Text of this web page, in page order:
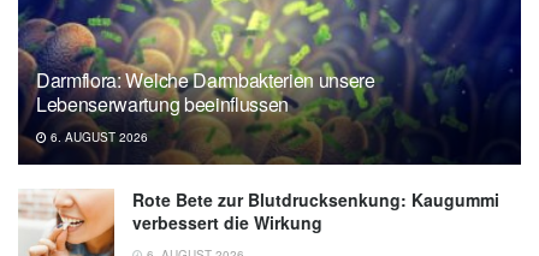
Darmflora: Welche Darmbakterien unsere
Lebenserwartung beeinflussen
6. AUGUST 2026
Rote Bete zur Blutdrucksenkung: Kaugummi
verbessert die Wirkung